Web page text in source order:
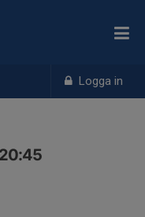
Logga in